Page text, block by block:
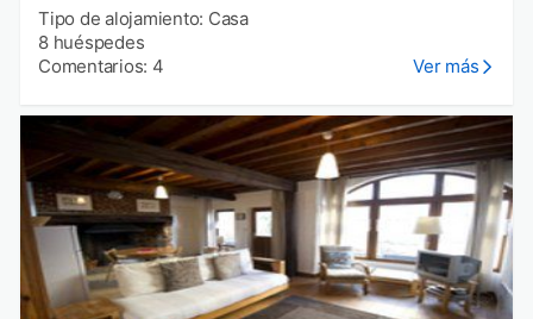
Tipo de alojamiento: Casa
8 huéspedes
Comentarios: 4
Ver más